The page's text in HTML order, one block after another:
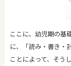
ここに、幼児期の基
に、「読み・書き・
ことによって、そう